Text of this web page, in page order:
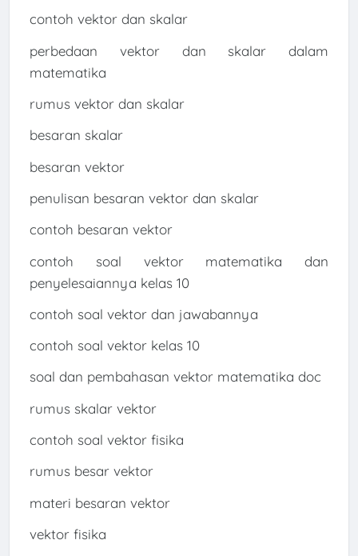
contoh vektor dan skalar
perbedaan vektor dan skalar dalam
matematika
rumus vektor dan skalar
besaran skalar
besaran vektor
penulisan besaran vektor dan skalar
contoh besaran vektor
contoh soal vektor matematika dan
penyelesaiannya kelas 10
contoh soal vektor dan jawabannya
contoh soal vektor kelas 10
soal dan pembahasan vektor matematika doc
rumus skalar vektor
contoh soal vektor fisika
rumus besar vektor
materi besaran vektor
vektor fisika